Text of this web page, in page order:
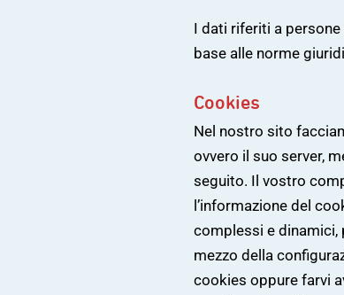
I dati riferiti a
base alle norme
Cookies
Nel nostro sito
ovvero il suo server,
seguito. Il vostro
l’informazione del
complessi e dinamici,
mezzo della
cookies oppure farvi